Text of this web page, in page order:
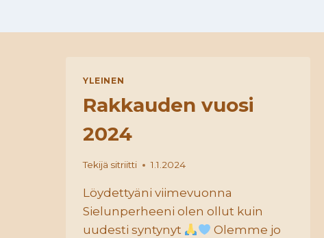
YLEINEN
Rakkauden vuosi
2024
Tekijä sitriitti 1.1.2024
Löydettyäni viimevuonna
Sielunperheeni olen ollut kuin
uudesti syntynyt
Olemme jo